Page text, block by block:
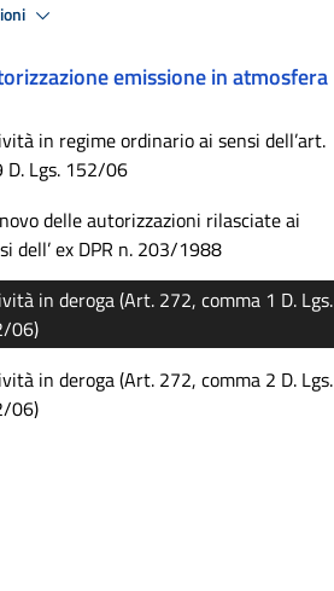
emissione in atmosfera
in regime ordinario ai sensi dell’art.
D. Lgs. 152/06
delle autorizzazioni rilasciate ai
dell’ ex DPR n. 203/1988
in deroga (Art. 272, comma 1 D. Lgs.
06)
in deroga (Art. 272, comma 2 D. Lgs.
06)